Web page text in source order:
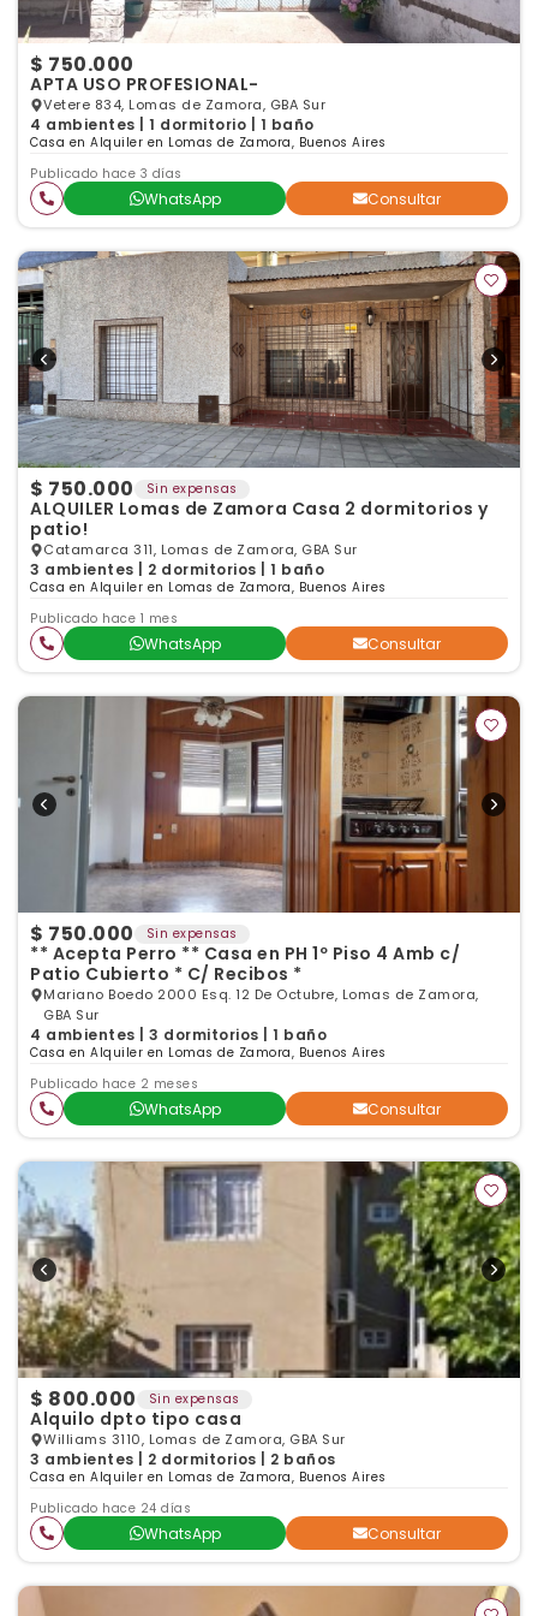
$ 750.000
APTA USO PROFESIONAL-
Vetere 834, Lomas de Zamora, GBA Sur
4 ambientes | 1 dormitorio | 1 baño
Casa en Alquiler en Lomas de Zamora, Buenos Aires
Publicado hace 3 días
WhatsApp Consultar
$ 750.000 Sin expensas
ALQUILER Lomas de Zamora Casa 2 dormitorios y
patio!
Catamarca 311, Lomas de Zamora, GBA Sur
3 ambientes | 2 dormitorios | 1 baño
Casa en Alquiler en Lomas de Zamora, Buenos Aires
Publicado hace 1 mes
WhatsApp Consultar
$ 750.000 Sin expensas
** Acepta Perro ** Casa en PH 1º Piso 4 Amb c/
Patio Cubierto * C/ Recibos *
Mariano Boedo 2000 Esq. 12 De Octubre, Lomas de Zamora,
GBA Sur
4 ambientes | 3 dormitorios | 1 baño
Casa en Alquiler en Lomas de Zamora, Buenos Aires
Publicado hace 2 meses
WhatsApp Consultar
$ 800.000 Sin expensas
Alquilo dpto tipo casa
Williams 3110, Lomas de Zamora, GBA Sur
3 ambientes | 2 dormitorios | 2 baños
Casa en Alquiler en Lomas de Zamora, Buenos Aires
Publicado hace 24 días
WhatsApp Consultar